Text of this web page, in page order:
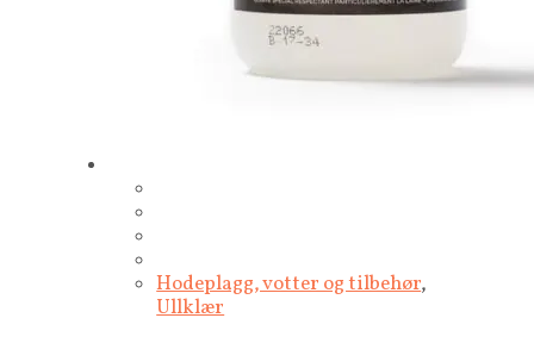
Hodeplagg, votter og tilbehør,
Ullklær